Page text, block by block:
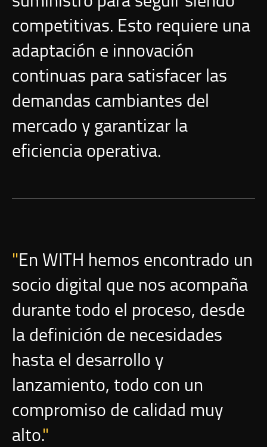
competitivas. Esto requiere una
adaptación e innovación
continuas para satisfacer las
demandas cambiantes del
mercado y garantizar la
eficiencia operativa.
En WITH hemos encontrado un
socio digital que nos acompaña
durante todo el proceso, desde
la definición de necesidades
hasta el desarrollo y
lanzamiento, todo con un
compromiso de calidad muy
alto.